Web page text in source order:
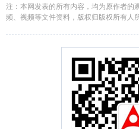
注：本网发表的所有内容，均为原作者的
频、视频等文件资料，版权归版权所有人